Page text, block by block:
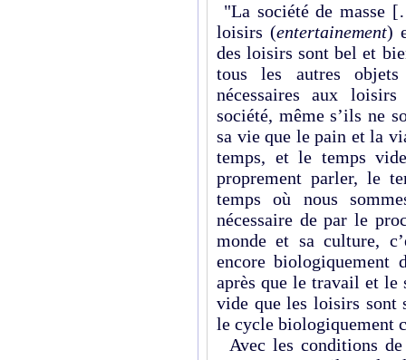
"La société de masse
loisirs (entertainement)
des loisirs sont bel et
tous les autres
nécessaires aux
société, même s’ils ne
sa vie que le pain et la
temps, et le temps
proprement parler, le
temps où nous
nécessaire de par le
monde et sa culture,
encore biologiquement
après que le travail et
vide que les loisirs sont
le cycle
Avec les conditions